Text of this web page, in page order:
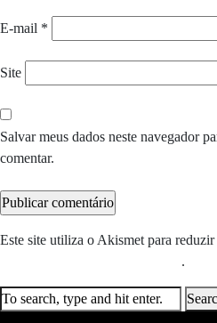
E-mail *
Site
Salvar meus dados neste navegador
comentar.
Este site utiliza o Akismet para reduzir
.